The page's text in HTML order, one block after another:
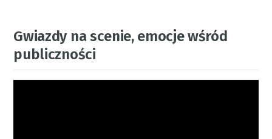
Gwiazdy na scenie, emocje wśród
publiczności